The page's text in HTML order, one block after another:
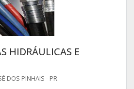
HIDRÁULICAS E
DOS PINHAIS - PR